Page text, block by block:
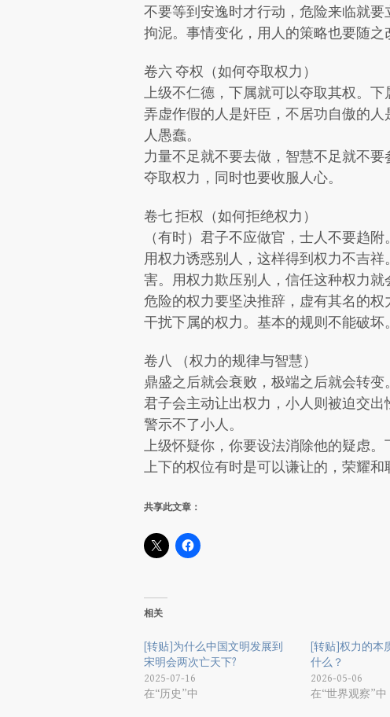
不要等到安逸时才行动，危险来临就
拘泥。事情变化，用人的策略也要随之
卷六 夺权（如何夺取权力）
上级不仁德，下属就可以夺取其权。下
弄虚作假的人是奸臣，不居功自傲的
人愚蠢。
力量不足就不要去做，智慧不足就不要
夺取权力，同时也要收服人心。
卷七 拒权（如何拒绝权力）
（有时）君子不应做官，士人不要趋附。
用权力诱惑别人，这样得到权力不吉
害。用权力欺压别人，信任这种权力就
危险的权力要坚决推辞，虚有其名的
干扰下属的权力。基本的规则不能破坏。
卷八 （权力的规律与智慧）
鼎盛之后就会衰败，极端之后就会转变。
君子会主动让出权力，小人则被迫交
警示不了小人。
上级怀疑你，你要设法消除他的疑虑。
上下的权位有时是可以谦让的，荣耀和
共享此文章：
相关
[转贴]为什么中国文明发展到
宋明会两次亡天下?
2025-07-16
在“历史”中
[转贴]权力的本
什么？
2026-05-06
在“世界观察”中